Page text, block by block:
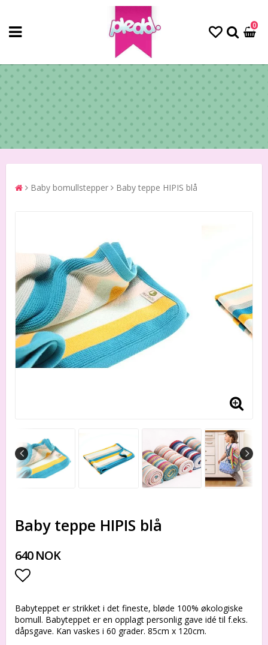
0
Baby bomullstepper Baby teppe HIPIS blå
Baby teppe HIPIS blå
640 NOK
Add to list of favorites
Babyteppet er strikket i det fineste, bløde 100% økologiske
bomull. Babyteppet er en opplagt personlig gave idé til f.eks.
dåpsgave. Kan vaskes i 60 grader. 85cm x 120cm.